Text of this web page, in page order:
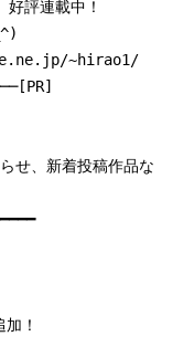
評連載中！
~hirao1/
、新着投稿作品な
！